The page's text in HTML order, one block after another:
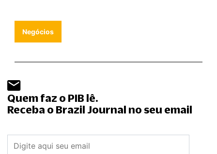
Negócios
Quem faz o PIB lê.
Receba o Brazil Journal no seu email